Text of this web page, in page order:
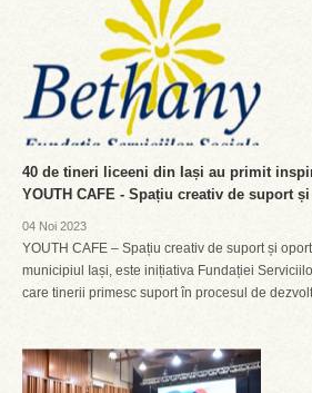
40 de tineri liceeni din Iași au primit
YOUTH CAFE - Spațiu creativ de suport
04 Noi 2023
YOUTH CAFE – Spațiu creativ de suport și
municipiul Iași, este inițiativa Fundației
care tinerii primesc suport în procesul de